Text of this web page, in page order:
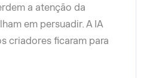
a atenção da
em persuadir. A IA
criadores ficaram para